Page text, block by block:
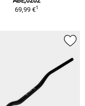
69,99 €1